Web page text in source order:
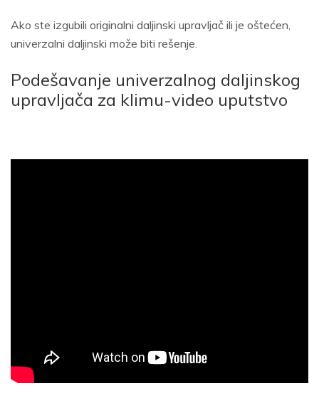
Ako ste izgubili originalni daljinski upravljač ili je oštećen,
univerzalni daljinski može biti rešenje.
Podešavanje univerzalnog daljinskog
upravljača za klimu-video uputstvo